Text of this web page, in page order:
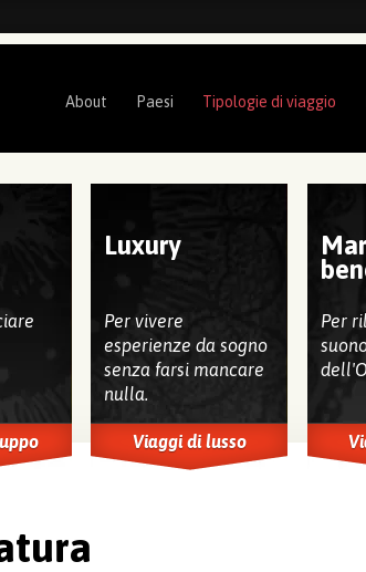
About Paesi Tipologie di viaggio
Luxury
Per vivere
esperienze da sogno
senza farsi mancare
nulla.
Viaggi di lusso
Per